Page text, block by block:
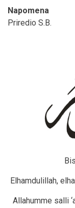
Napomena
Priredio S.B.
Elhamdulillah,
Allahumme salli